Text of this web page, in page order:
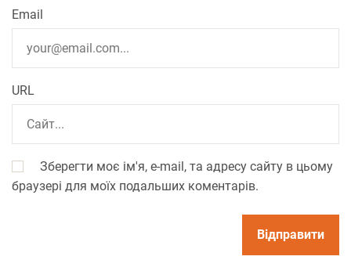
Email
URL
Зберегти моє ім'я, e-mail, та адресу сайту в цьому
браузері для моїх подальших коментарів.